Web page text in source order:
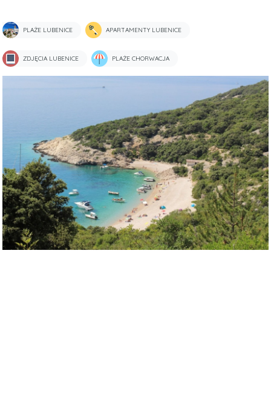
PLAŻE LUBENICE APARTAMENTY LUBENICE
ZDJĘCIA LUBENICE PLAŻE CHORWACJA